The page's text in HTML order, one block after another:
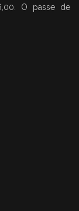
O passe de